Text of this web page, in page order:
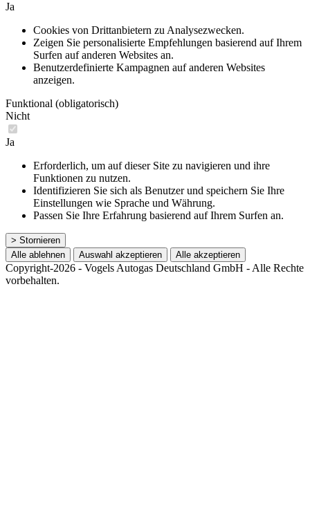
Ja
Cookies von Drittanbietern zu Analysezwecken.
Zeigen Sie personalisierte Empfehlungen basierend auf Ihrem
Surfen auf anderen Websites an.
Benutzerdefinierte Kampagnen auf anderen Websites
anzeigen.
Funktional (obligatorisch)
Nicht
Ja
Erforderlich, um auf dieser Site zu navigieren und ihre
Funktionen zu nutzen.
Identifizieren Sie sich als Benutzer und speichern Sie Ihre
Einstellungen wie Sprache und Währung.
Passen Sie Ihre Erfahrung basierend auf Ihrem Surfen an.
> Stornieren
Alle ablehnen
Auswahl akzeptieren Alle akzeptieren
Copyright-2026 - Vogels Autogas Deutschland GmbH - Alle Rechte
vorbehalten.